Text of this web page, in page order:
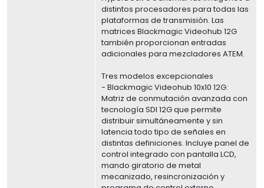
distintos procesadores para todas las
plataformas de transmisión. Las
matrices Blackmagic Videohub 12G
también proporcionan entradas
adicionales para mezcladores ATEM.
Tres modelos excepcionales
- Blackmagic Videohub 10x10 12G:
Matriz de conmutación avanzada con
tecnología SDI 12G que permite
distribuir simultáneamente y sin
latencia todo tipo de señales en
distintas definiciones. Incluye panel de
control integrado con pantalla LCD,
mando giratorio de metal
mecanizado, resincronización y